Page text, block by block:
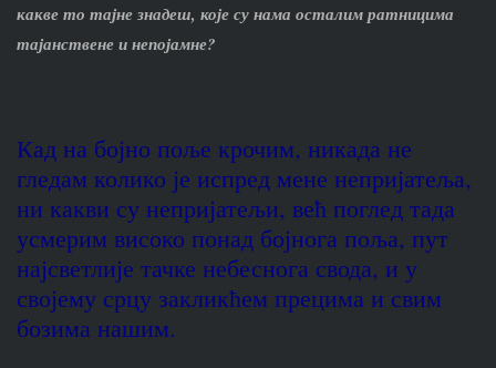
какве то тајне знадеш, које су нама осталим ратницима
тајанствене и непојамне?
Кад на бојно поље крочим, никада не
гледам колико је испред мене непријатеља,
ни какви су непријатељи, већ поглед тада
усмерим високо понад бојнога поља, пут
најсветлије тачке небеснога свода, и у
својему срцу закликћем прецима и свим
бозима нашим.